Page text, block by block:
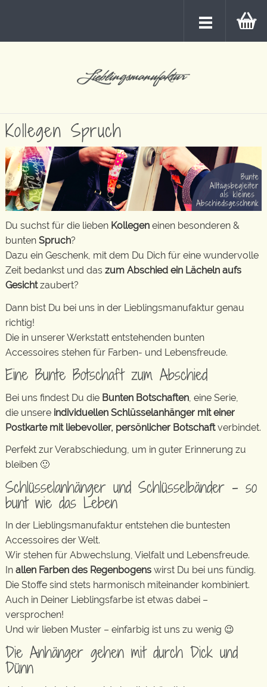
Kollegen Spruch
Du suchst für die lieben Kollegen einen besonderen &
bunten Spruch?
Dazu ein Geschenk, mit dem Du Dich für eine wundervolle
Zeit bedankst und das zum Abschied ein Lächeln aufs
Gesichtzaubert?
Dann bist Du bei uns in der Lieblingsmanufaktur genau
richtig!
Die in unserer Werkstatt entstehenden bunten
Accessoires stehen für Farben- und Lebensfreude.
Eine Bunte Botschaft zum Abschied
Bei uns findest Du die Bunten Botschaften , eine Serie,
die unsere individuellen Schlüsselanhänger mit einer
Postkarte mit liebevoller, persönlicher Botschaftverbindet.
Perfekt zur Verabschiedung, um in guter Erinnerung zu
bleiben 🙂
Schlüsselanhänger und Schlüsselbänder – so
bunt wie das Leben
In der Lieblingsmanufaktur entstehen die buntesten
Accessoires der Welt.
Wir stehen für Abwechslung, Vielfalt und Lebensfreude.
In allen Farben des Regenbogens wirst Du bei uns fündig.
Die Stoffe sind stets harmonisch miteinander kombiniert.
Auch in Deiner Lieblingsfarbe ist etwas dabei –
versprochen!
Und wir lieben Muster – einfarbig ist uns zu wenig 😉
Die Anhänger gehen mit durch Dick und
Dünn